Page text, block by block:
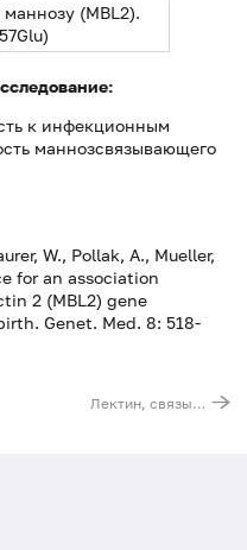
(MBL2).
к инфекционным
маннозсвязывающего
W., Pollak, A., Mueller,
for an association
2 (MBL2) gene
Genet. Med. 8: 518-
Лектин, связывающий маннозу (MBL2). Выявление мутации G161A (Gly54Asp)